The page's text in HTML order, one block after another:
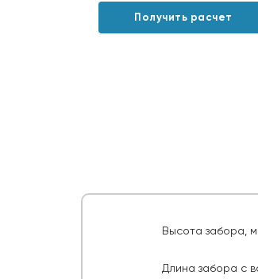
Получить расчет
Высота забора, м.
Длина забора с